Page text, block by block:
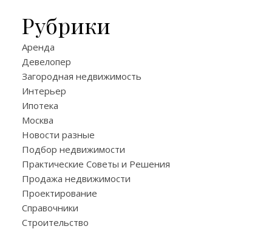
Рубрики
Аренда
Девелопер
Загородная недвижимость
Интерьер
Ипотека
Москва
Новости разные
Подбор недвижимости
Практические Советы и Решения
Продажа недвижимости
Проектирование
Справочники
Строительство